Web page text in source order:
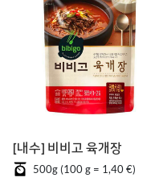
[내수] 비비고 육개장
500g (100 g = 1,40 €)